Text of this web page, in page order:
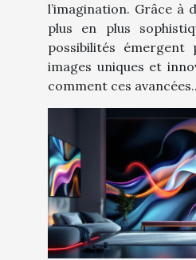
l’imagination. Grâce à
plus en plus
possibilités émergent
images uniques et
comment ces